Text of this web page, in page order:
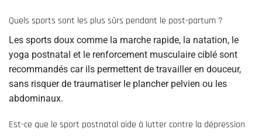
Quels sports sont les plus sûrs pendant le post-partum ?
Les sports doux comme la marche rapide, la natation, le
yoga postnatal et le renforcement musculaire ciblé sont
recommandés car ils permettent de travailler en douceur,
sans risquer de traumatiser le plancher pelvien ou les
abdominaux.
Est-ce que le sport postnatal aide à lutter contre la dépression